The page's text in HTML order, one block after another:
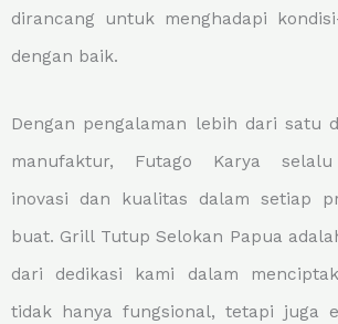
dirancang untuk menghadapi
dengan baik.
Dengan pengalaman lebih dari satu
manufaktur, Futago Karya selalu
inovasi dan kualitas dalam setiap
buat. Grill Tutup Selokan Papua
dari dedikasi kami dalam
tidak hanya fungsional, tetapi juga